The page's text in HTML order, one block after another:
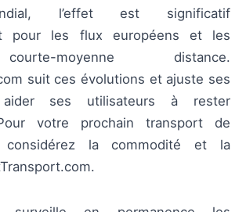
l’effet est significatif
pour les flux européens et les
moyenne distance.
suit ces évolutions et ajuste ses
ses utilisateurs à rester
votre prochain transport de
considérez la commodité et la